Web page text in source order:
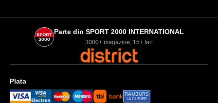
Parte din SPORT 2000 INTERNATIONAL
3000+ magazine, 15+ tari
Plata
RAMBURS
LA CURIER